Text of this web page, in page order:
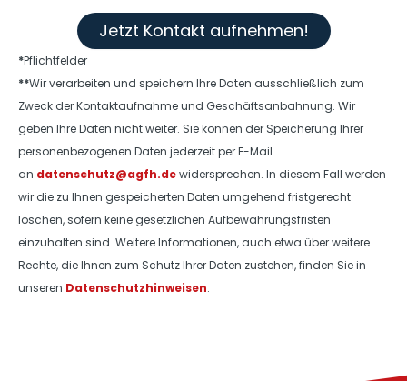
Jetzt Kontakt aufnehmen!
*Pflichtfelder
**Wir verarbeiten und speichern Ihre Daten ausschließlich zum
Zweck der Kontaktaufnahme und Geschäftsanbahnung. Wir
geben Ihre Daten nicht weiter. Sie können der Speicherung Ihrer
personenbezogenen Daten jederzeit per E-Mail
an datenschutz@agfh.dewidersprechen. In diesem Fall werden
wir die zu Ihnen gespeicherten Daten umgehend fristgerecht
löschen, sofern keine gesetzlichen Aufbewahrungsfristen
einzuhalten sind. Weitere Informationen, auch etwa über weitere
Rechte, die Ihnen zum Schutz Ihrer Daten zustehen, finden Sie in
unseren Datenschutzhinweisen.